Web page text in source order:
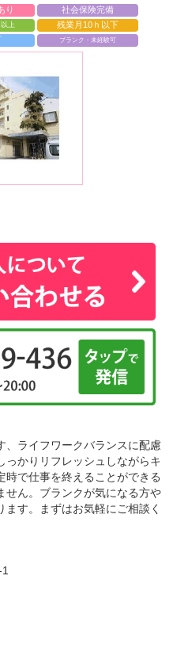
り
社会保険完備
上
残業月10ｈ以下
ブランク・未経験可
、ライフワークバランスに配慮
っかりリフレッシュしながらキ
時で仕事を終えることができる
せん。ブランクが気になる方や
す。まずはお気軽にご相談く